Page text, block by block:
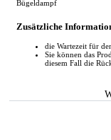
Bügeldampf
Zusätzliche
die Wartezeit für
Sie können das
diesem Fall die